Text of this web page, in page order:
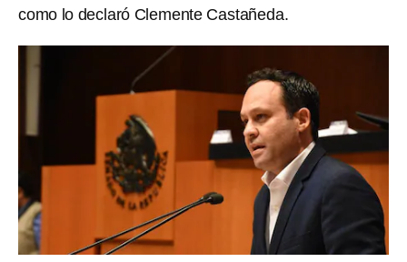
como lo declaró Clemente Castañeda.